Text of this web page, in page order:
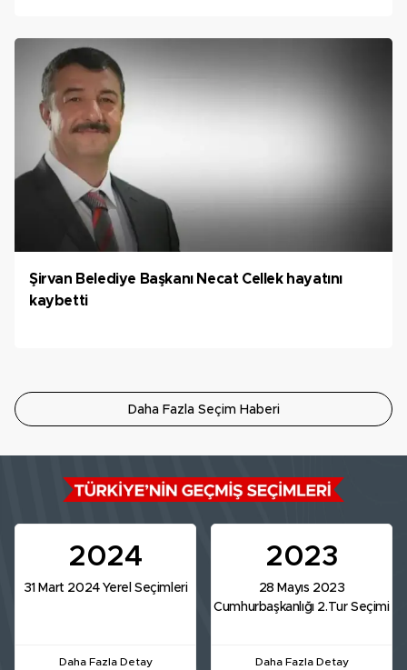
Şirvan Belediye Başkanı Necat Cellek hayatını
kaybetti
Daha Fazla Seçim Haberi
2024
31 Mart 2024 Yerel Seçimleri
Daha Fazla Detay
2023
28 Mayıs 2023
Cumhurbaşkanlığı 2.Tur Seçimi
Daha Fazla Detay